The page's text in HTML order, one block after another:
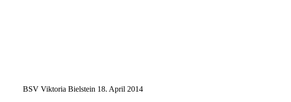
BSV Viktoria Bielstein 18. April 2014